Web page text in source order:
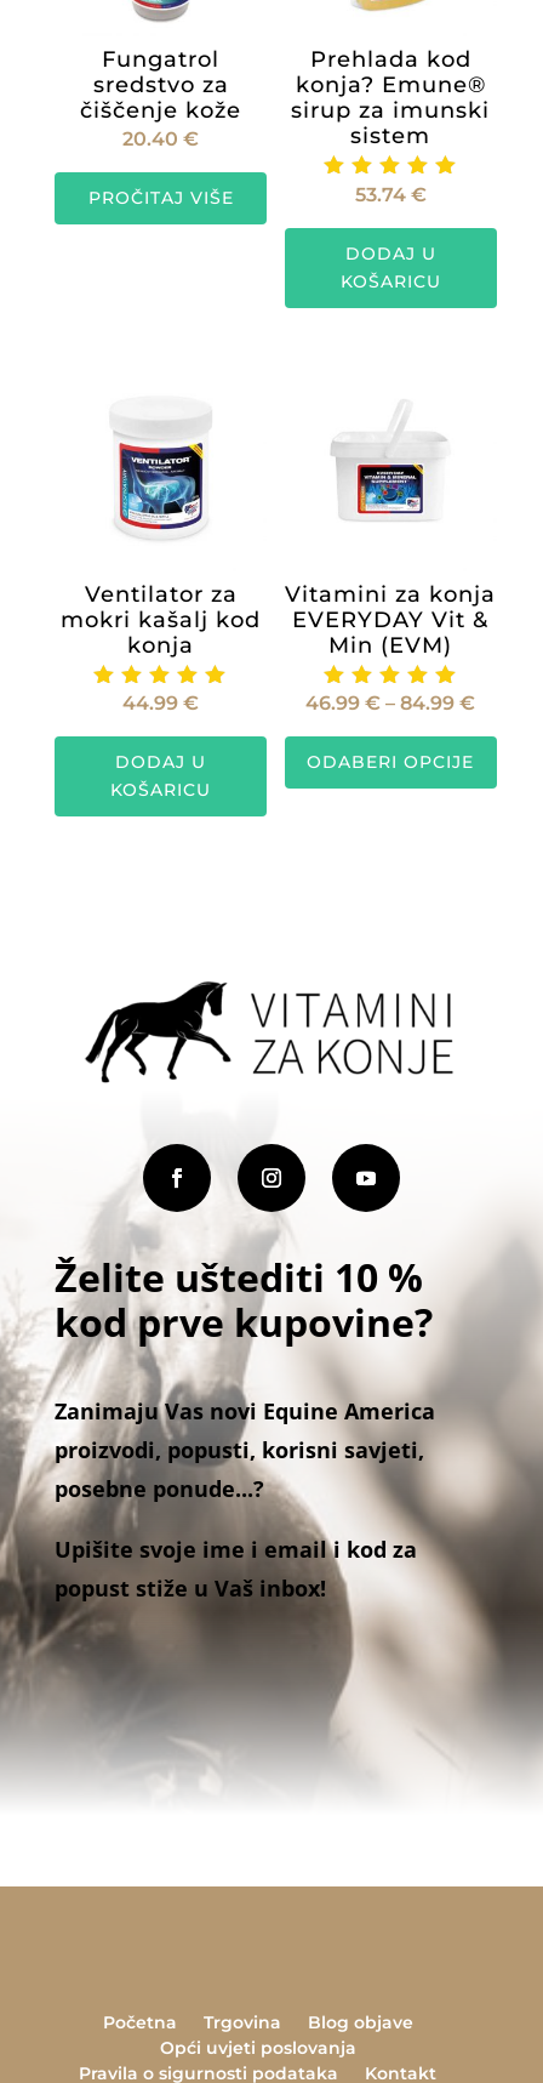
Fungatrol
sredstvo za
čiščenje kože
20.40 €
PROČITAJ VIŠE
Prehlada kod
konja? Emune®
sirup za imunski
sistem
Ocijenje
5.00
od 5
53.74 €
DODAJ U
KOŠARICU
Ventilator za
mokri kašalj kod
konja
Ocijenje
5.00
od 5
44.99 €
DODAJ U
KOŠARICU
Vitamini za konja
EVERYDAY Vit &
Min (EVM)
Ocijenje
5.00
od 5
46.99€ – 84.99€
cijena:
ODABERI OPCIJE
Ovaj
Želite uštediti 10 %
kod prve kupovine?
Zanimaju Vas novi Equine America
proizvodi, popusti, korisni savjeti,
posebne ponude...?
Upišite svoje ime i email i kod za
popust stiže u Vaš inbox!
Početna Trgovina
Blog objave
Opći uvjeti poslovanja
Pravila o sigurnosti podataka
Kontakt